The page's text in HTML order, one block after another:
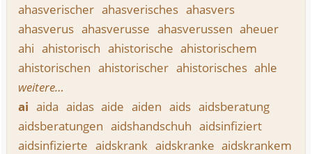
ahasverischer ahasverisches ahasvers
ahasverus ahasverusse ahasverussen aheuer
ahi ahistorisch ahistorische ahistorischem
ahistorischen ahistorischer ahistorisches ahle
weitere…
ai aida aidas aide aiden aids aidsberatung
aidsberatungen aidshandschuh aidsinfiziert
aidsinfizierte aidskrank aidskranke aidskrankem